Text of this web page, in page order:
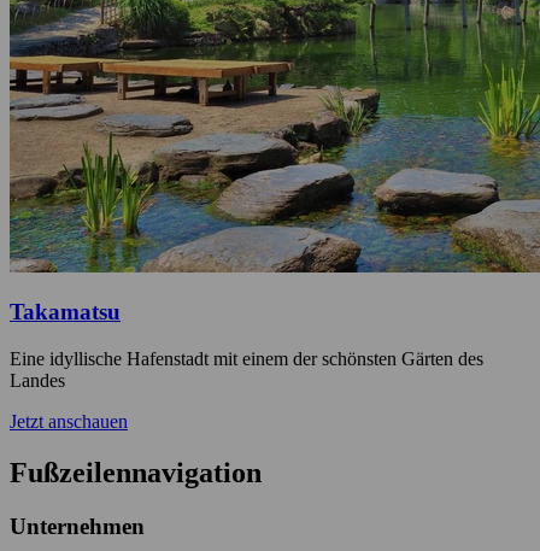
Takamatsu
Eine idyllische Hafenstadt mit einem der schönsten Gärten des
Landes
Jetzt anschauen
Fußzeilennavigation
Unternehmen